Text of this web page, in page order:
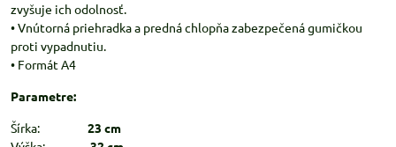
zvyšuje ich odolnosť.
• Vnútorná priehradka a predná chlopňa zabezpečená gumičkou
proti vypadnutiu.
• Formát A4
Parametre:
Šírka: 23 cm